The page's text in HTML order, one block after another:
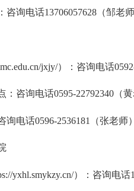
询电话13706057628（邹老师
jxjy/）：咨询电话
咨询电话0595-22792340（黄
电话0596-2536181（张老师
yxhl.smykzy.cn/）：咨询电